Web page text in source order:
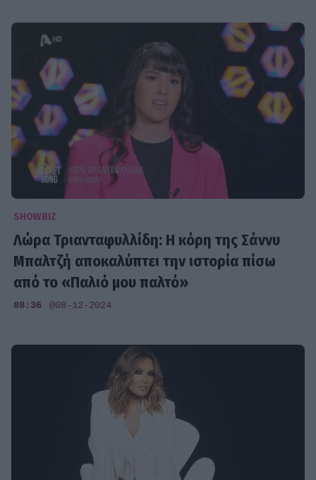
SHOWBIZ
Λώρα Τριανταφυλλίδη: Η κόρη της Σάννυ
Μπαλτζή αποκαλύπτει την ιστορία πίσω
από το «Παλιό μου παλτό»
08:36 @08-12-2024